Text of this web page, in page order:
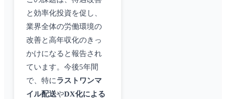
と効率化投資を促し、
業界全体の労働環境の
改善と高年収化のきっ
かけになると報告され
ています。今後5年間
で、特にラストワンマ
イル配送やDX化による